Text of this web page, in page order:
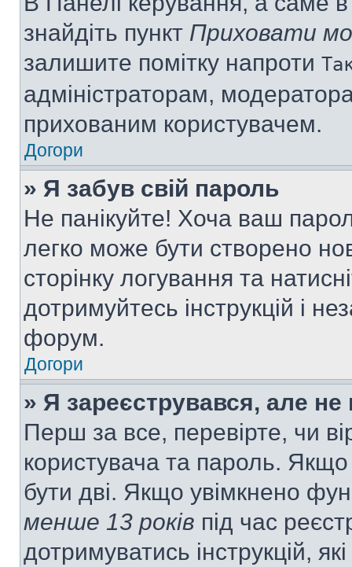
знайдіть пункт Приховати
залишите помітку напроти
адміністраторам,
прихованим користувачем.
Догори
» Я забув свій пароль
Не панікуйте! Хоча ваш
легко може бути створено
сторінку логування та
дотримуйтесь інструкцій і
форум.
Догори
» Я зареєструвався, але
Перш за все, перевірте, чи
користувача та пароль.
бути дві. Якщо увімкнено
менше 13 років під час
дотримуватись інструкцій,